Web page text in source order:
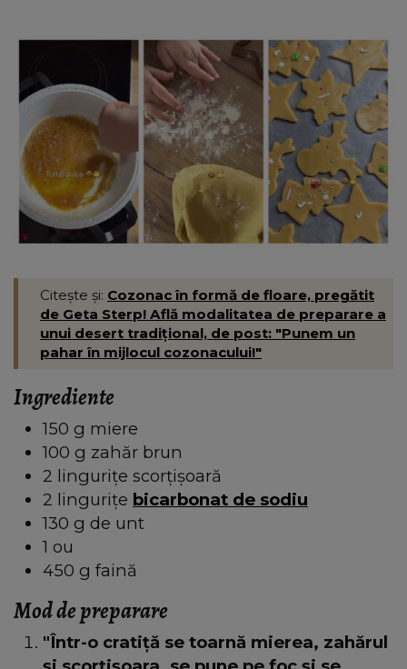
Citește și: Cozonac în formă de floare, pregătit
de Geta Sterp! Află modalitatea de preparare a
unui desert tradițional, de post: "Punem un
pahar în mijlocul cozonacului!"
Ingrediente
150 g miere
100 g zahăr brun
2 lingurițe scorțișoară
2 lingurițe bicarbonat de sodiu
130 g de unt
1 ou
450 g faină
Mod de preparare
"Într-o cratiță se toarnă mierea, zahărul